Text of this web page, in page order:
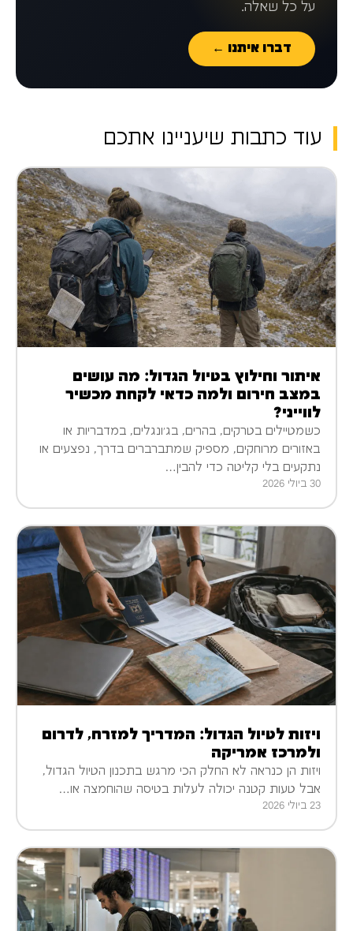
על כל שאלה.
דברו איתנו ←
עוד כתבות שיעניינו אתכם
איתור וחילוץ בטיול הגדול: מה עושים
במצב חירום ולמה כדאי לקחת מכשיר
לווייני?
כשמטיילים בטרקים, בהרים, בג׳ונגלים, במדבריות או
באזורים מרוחקים, מספיק שמתברברים בדרך, נפצעים או
נתקעים בלי קליטה כדי להבין…
30 ביולי 2026
ויזות לטיול הגדול: המדריך למזרח, לדרום
ולמרכז אמריקה
ויזות הן כנראה לא החלק הכי מרגש בתכנון הטיול הגדול,
אבל טעות קטנה יכולה לעלות בטיסה שהוחמצה או…
23 ביולי 2026